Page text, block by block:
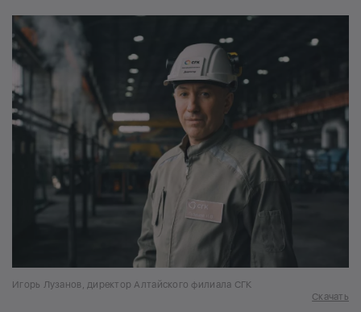
Игорь Лузанов, директор Алтайского филиала СГК
Скачать